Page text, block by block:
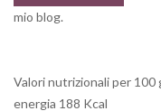
mio blog.
Valori nutrizionali per
energia 188 Kcal